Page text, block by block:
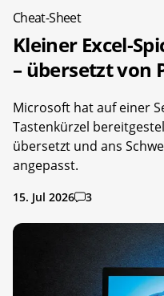
Cheat-Sheet
Kleiner Excel-
– übersetzt von
Microsoft hat auf einer
Tastenkürzel
übersetzt und ans
angepasst.
15. Jul 2026 3